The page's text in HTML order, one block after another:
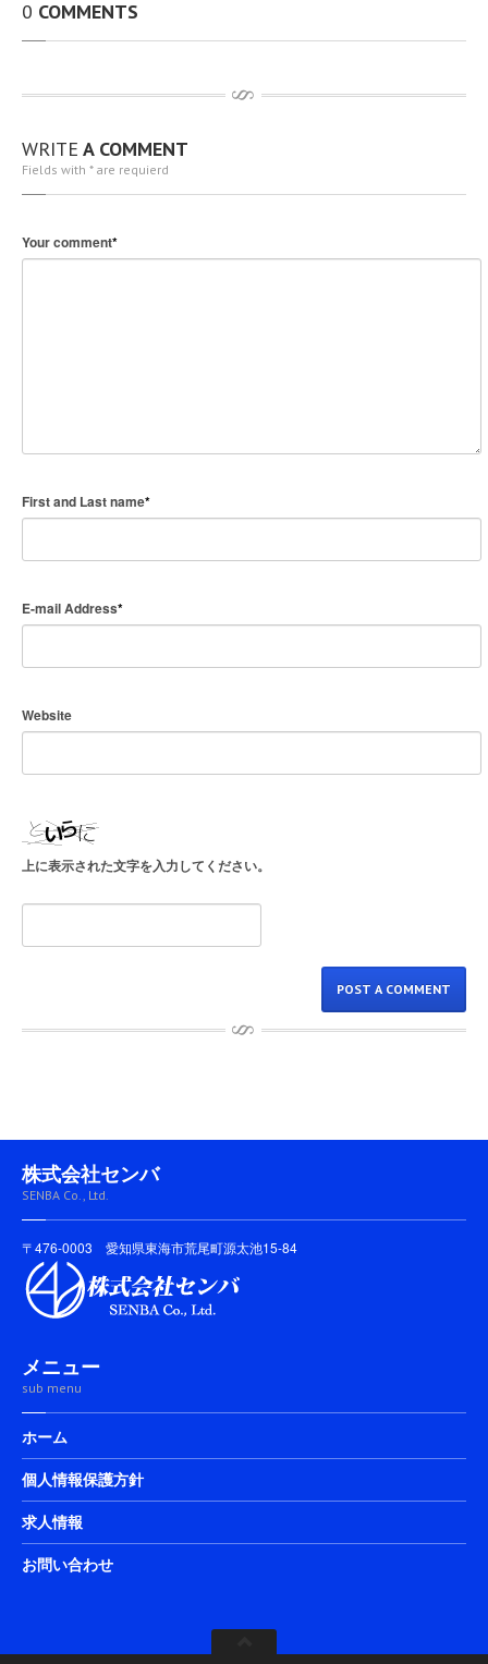
求人情報
個人情報保護方針
0 COMMENTS
WRITE A COMMENT
Fields with * are requierd
Your comment*
First and Last name*
E-mail Address*
Website
上に表示された文字を入力してください。
株式会社センバ
SENBA Co., Ltd.
〒476-0003 愛知県東海市荒尾町源太池15-84
メニュー
sub menu
ホーム
個人情報保護方針
求人情報
お問い合わせ